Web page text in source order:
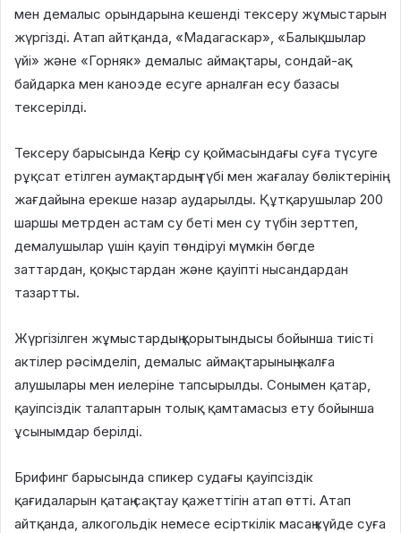
мен демалыс орындарына кешенді тексеру жұмыстарын
жүргізді. Атап айтқанда, «Мадагаскар», «Балықшылар
үйі» және «Горняк» демалыс аймақтары, сондай-ақ
байдарка мен каноэде есуге арналған есу базасы
тексерілді.
Тексеру барысында Кеңгір су қоймасындағы суға түсуге
рұқсат етілген аумақтардың түбі мен жағалау бөліктерінің
жағдайына ерекше назар аударылды. Құтқарушылар 200
шаршы метрден астам су беті мен су түбін зерттеп,
демалушылар үшін қауіп төндіруі мүмкін бөгде
заттардан, қоқыстардан және қауіпті нысандардан
тазартты.
Жүргізілген жұмыстардың қорытындысы бойынша тиісті
актілер рәсімделіп, демалыс аймақтарының жалға
алушылары мен иелеріне тапсырылды. Сонымен қатар,
қауіпсіздік талаптарын толық қамтамасыз ету бойынша
ұсынымдар берілді.
Брифинг барысында спикер судағы қауіпсіздік
қағидаларын қатаң сақтау қажеттігін атап өтті. Атап
айтқанда, алкогольдік немесе есірткілік масаң күйде суға